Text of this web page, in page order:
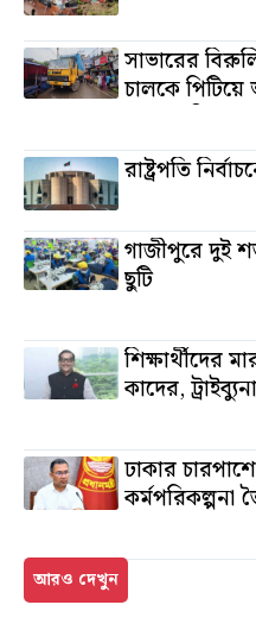
সাভারের
চালকে পিটিয়ে আহত, মাঝসড়কে
রাষ্ট্রপতি
গাজীপুরে দুই
ছুটি
শিক্ষার্থীদের
কাদের,
ঢাকার
কর্মপরিকল্পনা
আরও দেখুন